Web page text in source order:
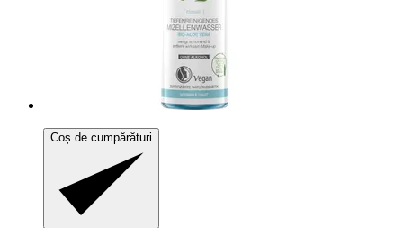
Coș de cumpărături